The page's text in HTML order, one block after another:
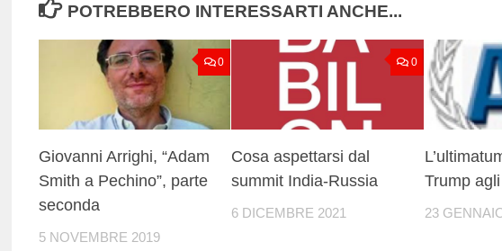
POTREBBERO INTERESSARTI ANCHE...
0
Giovanni Arrighi, “Adam
Smith a Pechino”, parte
seconda
5 NOVEMBRE 2019
0
Cosa aspettarsi dal
summit India-Russia
6 DICEMBRE 2021
Trump
23